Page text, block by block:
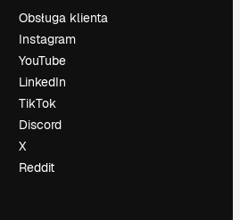
Obsługa klienta
Instagram
YouTube
LinkedIn
TikTok
Discord
X
Reddit